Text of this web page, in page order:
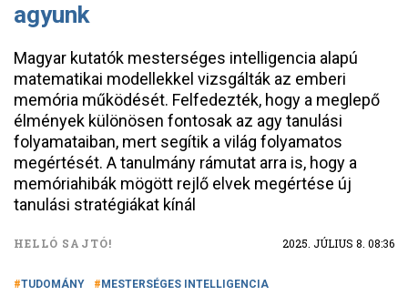
agyunk
Magyar kutatók mesterséges intelligencia alapú
matematikai modellekkel vizsgálták az emberi
memória működését. Felfedezték, hogy a meglepő
élmények különösen fontosak az agy tanulási
folyamataiban, mert segítik a világ folyamatos
megértését. A tanulmány rámutat arra is, hogy a
memóriahibák mögött rejlő elvek megértése új
tanulási stratégiákat kínál
HELLÓ SAJTÓ! 2025. JÚLIUS 8. 08:36
TUDOMÁNY MESTERSÉGES INTELLIGENCIA